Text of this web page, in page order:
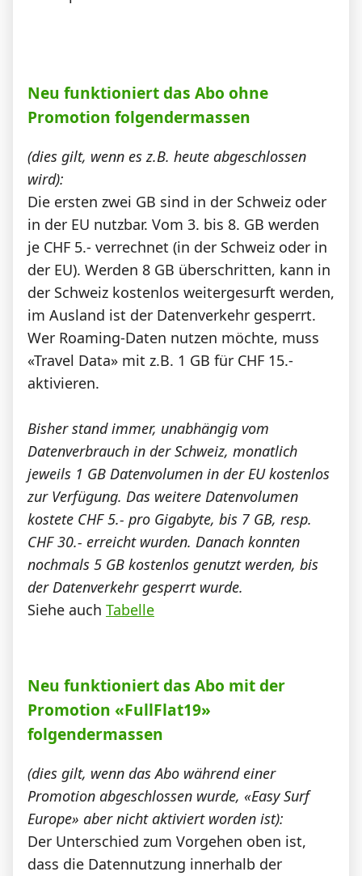
Neu funktioniert das Abo ohne
Promotion folgendermassen
(dies gilt, wenn es z.B. heute abgeschlossen
wird):
Die ersten zwei GB sind in der Schweiz oder
in der EU nutzbar. Vom 3. bis 8. GB werden
je CHF 5.- verrechnet (in der Schweiz oder in
der EU). Werden 8 GB überschritten, kann in
der Schweiz kostenlos weitergesurft werden,
im Ausland ist der Datenverkehr gesperrt.
Wer Roaming-Daten nutzen möchte, muss
«Travel Data» mit z.B. 1 GB für CHF 15.-
aktivieren.
Bisher stand immer, unabhängig vom
Datenverbrauch in der Schweiz, monatlich
jeweils 1 GB Datenvolumen in der EU kostenlos
zur Verfügung. Das weitere Datenvolumen
kostete CHF 5.- pro Gigabyte, bis 7 GB, resp.
CHF 30.- erreicht wurden. Danach konnten
nochmals 5 GB kostenlos genutzt werden, bis
der Datenverkehr gesperrt wurde.
Siehe auch Tabelle
Neu funktioniert das Abo mit der
Promotion «FullFlat19»
folgendermassen
(dies gilt, wenn das Abo während einer
Promotion abgeschlossen wurde, «Easy Surf
Europe» aber nicht aktiviert worden ist):
Der Unterschied zum Vorgehen oben ist,
dass die Datennutzung innerhalb der